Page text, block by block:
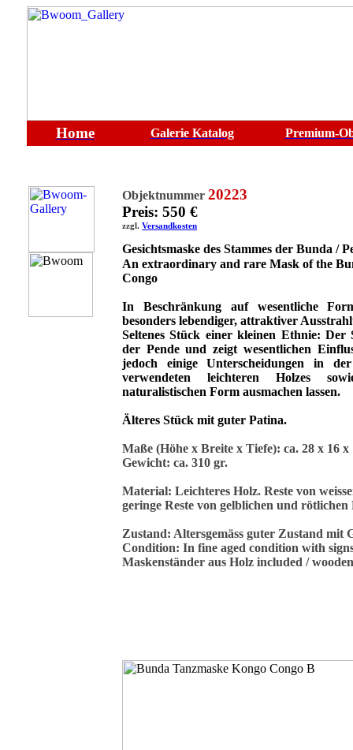
Home Galerie Katalog Premium-
Objektnummer 20223
Preis: 550 €
zzgl. Versandkosten
Gesichtsmaske des Stammes der Bunda /
An extraordinary and rare Mask of the
Congo
In Beschränkung auf wesentliche
besonders lebendiger, attraktiver
Seltenes Stück einer kleinen Ethnie:
der Pende und zeigt wesentlichen
jedoch einige Unterscheidungen in
verwendeten leichteren Holzes
naturalistischen Form ausmachen lassen.
Älteres Stück mit guter Patina.
Maße (Höhe x Breite x Tiefe): ca. 28 x 16 x
Gewicht: ca. 310 gr.
Material: Leichteres Holz. Reste von
geringe Reste von gelblichen und rötlichen
Zustand: Altersgemäss guter Zustand mit
Condition: In fine aged condition with
Maskenständer aus Holz included /